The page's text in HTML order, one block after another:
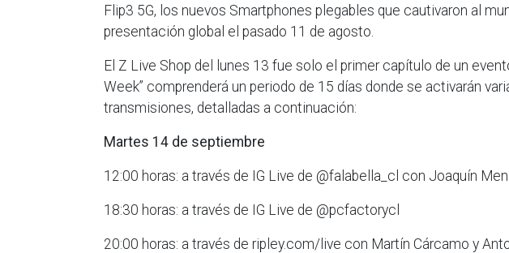
Flip3 5G, los nuevos Smartphones plegables que cautivaron al
presentación global el pasado 11 de agosto.
El Z Live Shop del lunes 13 fue solo el primer capítulo de un
Week” comprenderá un periodo de 15 días donde se activarán
transmisiones, detalladas a continuación:
Martes 14 de septiembre
12:00 horas: a través de IG Live de @falabella_cl con Joaquín
18:30 horas: a través de IG Live de @pcfactorycl
20:00 horas: a través de ripley.com/live con Martín Cárcamo y